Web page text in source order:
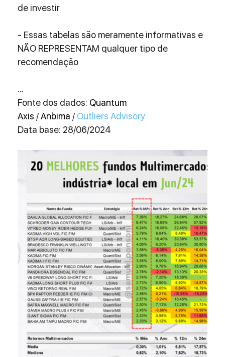
de investir
- Essas tabelas são meramente informativas e
NÃO REPRESENTAM qualquer tipo de
recomendação
...
Fonte dos dados: Quantum
Axis / Anbima / Outliers Advisory
Data base: 28/06/2024